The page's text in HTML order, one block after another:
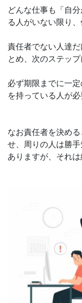
どんな仕事も「自
る人がいない限り、
責任者でない人達
とめ、次のステッ
必ず期限までに一
を持っている人が必
なお責任者を決め
せ、周りの人は勝
ありますが、それ